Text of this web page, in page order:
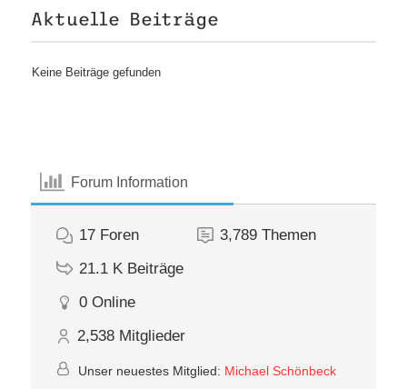
Aktuelle Beiträge
Keine Beiträge gefunden
Forum Information
17 Foren 3,789 Themen
21.1 K Beiträge
0 Online
2,538 Mitglieder
Unser neuestes Mitglied: Michael Schönbeck